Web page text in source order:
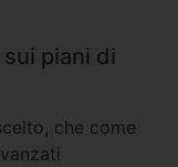
piani di
che come